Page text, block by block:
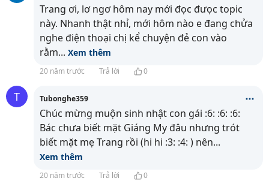
Trang ơi, lơ ngơ hôm nay mới đọc đưọc topic
này. Nhanh thật nhỉ, mới hôm nào e đang chửa
nghe điện thoại chị kể chuyện đẻ con vào
rằm... Xem thêm
20 năm trước Trả lời 0
T Tubonghe359
Chúc mừng muộn sinh nhật con gái :6: :6: :6:
Bác chưa biết mặt Giáng My đâu nhưng trót
biết mặt mẹ Trang rồi (hi hi :3: :4: ) nên...
Xem thêm
20 năm trước Trả lời 0